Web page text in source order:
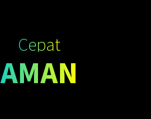
Cepat
AMAN